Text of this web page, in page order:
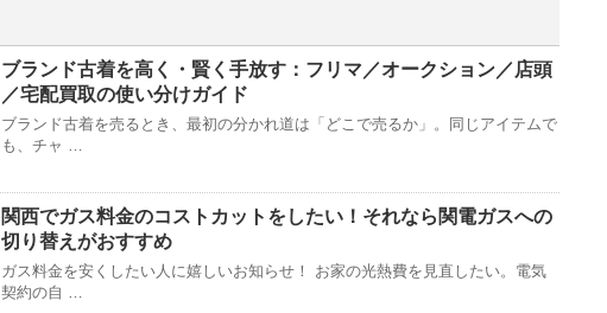
ブランド古着を高く・賢く手放す：フリマ／オークション／店頭
／宅配買取の使い分けガイド
ブランド古着を売るとき、最初の分かれ道は「どこで売るか」。同じアイテムで
も、チャ …
関西でガス料金のコストカットをしたい！それなら関電ガスへの
切り替えがおすすめ
ガス料金を安くしたい人に嬉しいお知らせ！ お家の光熱費を見直したい。電気
契約の自 …